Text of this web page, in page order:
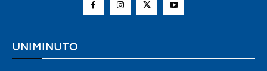
UNIMINUTO